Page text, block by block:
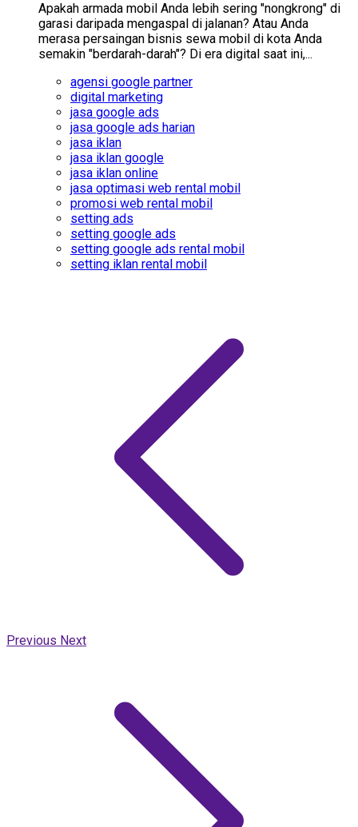
Apakah armada mobil Anda lebih sering "nongkrong" di
garasi daripada mengaspal di jalanan? Atau Anda
merasa persaingan bisnis sewa mobil di kota Anda
semakin "berdarah-darah"? Di era digital saat ini,...
agensi google partner
digital marketing
jasa google ads
jasa google ads harian
jasa iklan
jasa iklan google
jasa iklan online
jasa optimasi web rental mobil
promosi web rental mobil
setting ads
setting google ads
setting google ads rental mobil
setting iklan rental mobil
Previous Next